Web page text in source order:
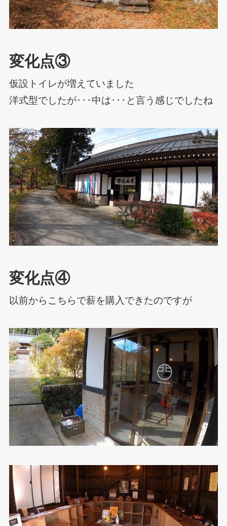
変化点③
仮設トイレが増えていました
洋式型でしたが･･･中は･･･と言う感じでしたね
変化点④
以前からこちらで薪を購入できたのですが